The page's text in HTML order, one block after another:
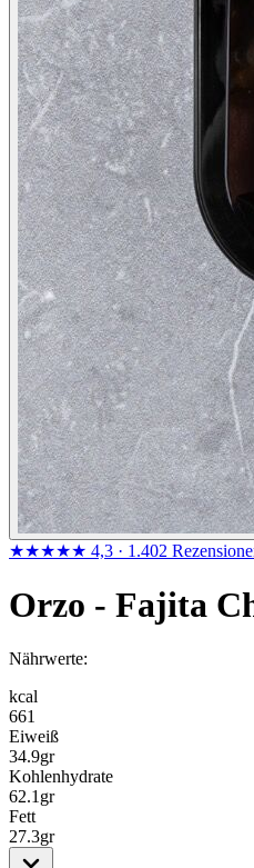
★★★★★ 4,3 · 1.402
Orzo - Fajita
Nährwerte:
kcal
661
Eiweiß
34.9gr
Kohlenhydrate
62.1 gr
Fett
27.3gr